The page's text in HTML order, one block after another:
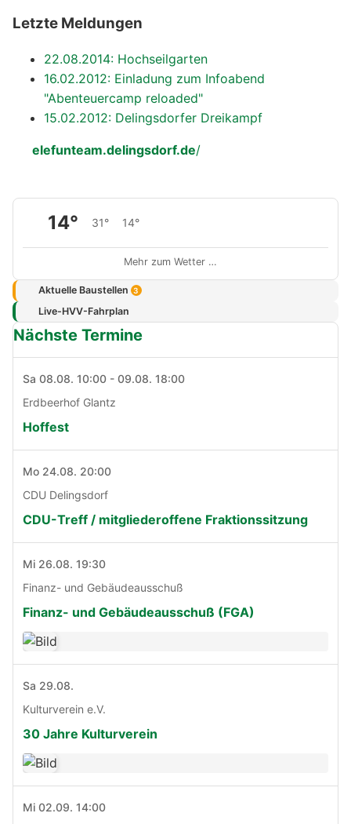
Letzte Meldungen
22.08.2014: Hochseilgarten
16.02.2012: Einladung zum Infoabend
"Abenteuercamp reloaded"
15.02.2012: Delingsdorfer Dreikampf
elefunteam.delingsdorf.de/
14° 31° 14°
Mehr zum Wetter …
Aktuelle Baustellen 3
Live-HVV-Fahrplan
Nächste Termine
Sa 08.08. 10:00 - 09.08. 18:00
Erdbeerhof Glantz
Hoffest
Mo 24.08. 20:00
CDU Delingsdorf
CDU-Treff / mitgliederoffene Fraktionssitzung
Mi 26.08. 19:30
Finanz- und Gebäudeausschuß
Finanz- und Gebäudeausschuß (FGA)
Sa 29.08.
Kulturverein e.V.
30 Jahre Kulturverein
Mi 02.09. 14:00